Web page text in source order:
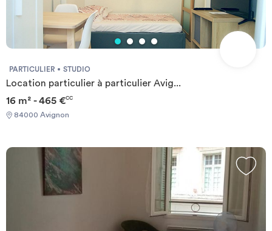
PARTICULIER STUDIO
Location particulier à particulier Avig...
16 m² - 465 €CC
84000 Avignon